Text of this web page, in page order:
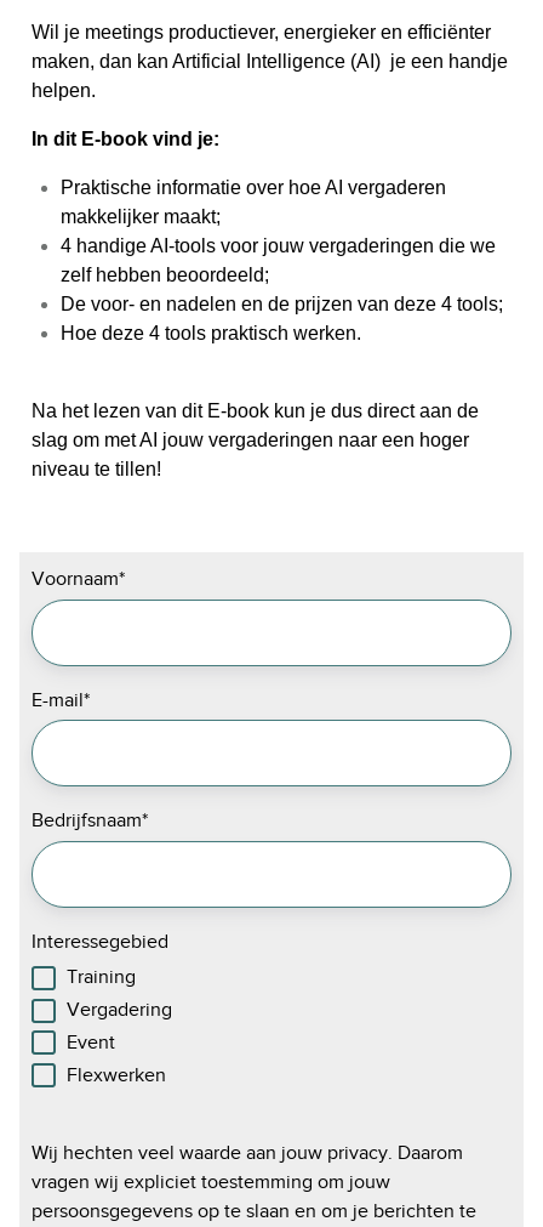
Wil je meetings productiever, energieker en efficiënter
maken, dan kan Artificial Intelligence (AI) je een handje
helpen.
In dit E-book vind je:
Praktische informatie over hoe AI vergaderen
makkelijker maakt;
4 handige AI-tools voor jouw vergaderingen die we
zelf hebben beoordeeld;
De voor- en nadelen en de prijzen van deze 4 tools;
Hoe deze 4 tools praktisch werken.
Na het lezen van dit E-book kun je dus direct aan de
slag om met AI jouw vergaderingen naar een hoger
niveau te tillen!
Voornaam*
E-mail*
Bedrijfsnaam*
Interessegebied
Training
Vergadering
Event
Flexwerken
Wij hechten veel waarde aan jouw privacy. Daarom
vragen wij expliciet toestemming om jouw
persoonsgegevens op te slaan en om je berichten te